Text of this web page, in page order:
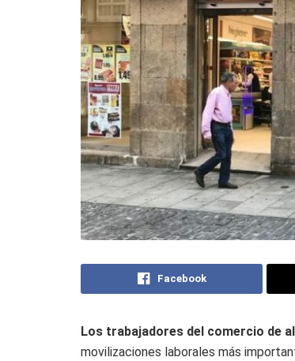
Facebook
Los trabajadores del comercio de
movilizaciones laborales más